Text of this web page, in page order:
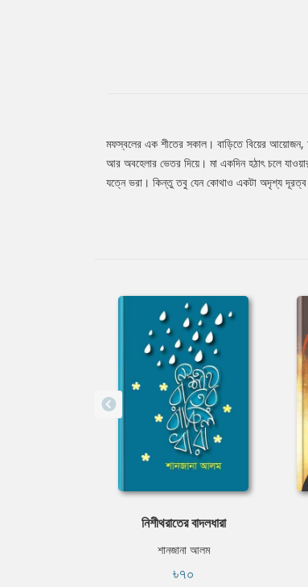
Tab
মফস্বলের এক শীতের সকাল। বাড়িতে বিয়ের আয়োজন,
আর অবহেলার ভেতর দিয়ে। মা একদিন হঠাৎ চলে
যত্নে ভরা। কিন্তু তবু যেন কোথাও একটা অদৃশ্য দূরত্ব
নিশীথরাতের বাদলধারা
শানজানা আলম
৳৭০